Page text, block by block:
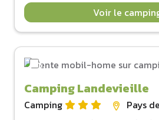
Voir le
Camping Landevieille
Camping
Pays